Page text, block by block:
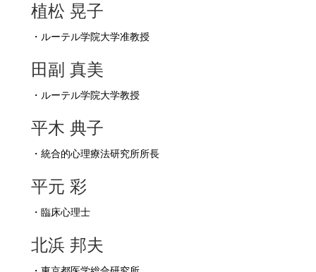
植松 晃子
・ルーテル学院大学准教授
田副 真美
・ルーテル学院大学教授
平木 典子
・統合的心理療法研究所所長
平元 彩
・臨床心理士
北浜 邦夫